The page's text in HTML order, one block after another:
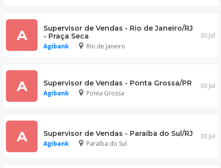
A
Supervisor de Vendas - Rio de Janeiro/RJ
- Praça Seca
Agibank Rio de Janeiro
30 Jul
A Supervisor de Vendas - Ponta Grossa/PR
Agibank Ponta Grossa
30 Jul
A Supervisor de Vendas - Paraíba do Sul/RJ
Agibank Paraíba do Sul
30 Jul